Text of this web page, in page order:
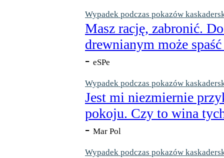
Wypadek podczas pokazów
Masz rację, zabronić.
drewnianym może
- eSPe
Wypadek podczas pokazów
Jest mi niezmiernie
pokoju. Czy to wina
- Mar Pol
Wypadek podczas pokazów